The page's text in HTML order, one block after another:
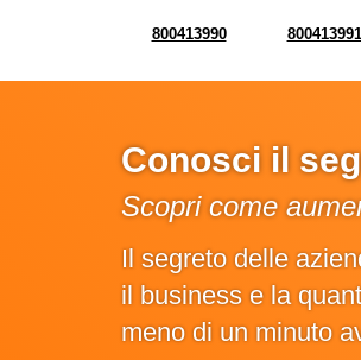
800413990 800413991
Conosci il
Scopri come
Il segreto delle
il business e la
meno di un minuto